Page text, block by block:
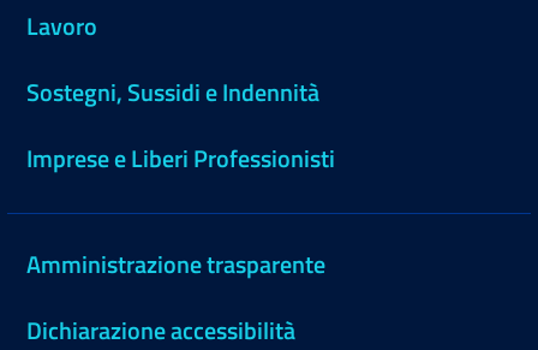
Lavoro
Sostegni, Sussidi e Indennità
Imprese e Liberi Professionisti
Amministrazione trasparente
Dichiarazione accessibilità